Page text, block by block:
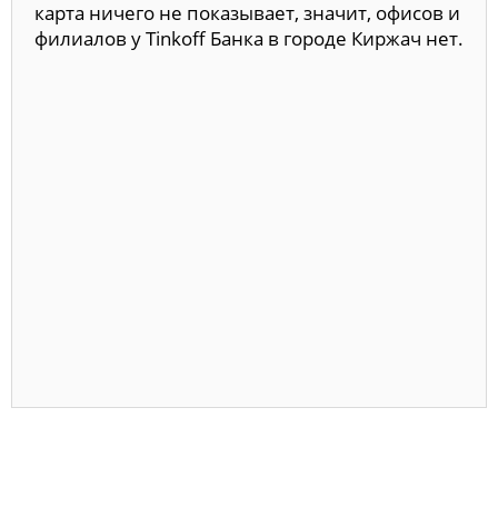
карта ничего не показывает, значит, офисов и
филиалов у Tinkoff Банка в городе Киржач нет.